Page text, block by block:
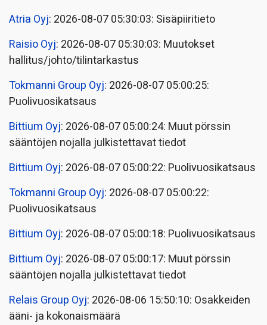
Atria Oyj: 2026-08-07 05:30:03: Sisäpiiritieto
Raisio Oyj: 2026-08-07 05:30:03: Muutokset
hallitus/johto/tilintarkastus
Tokmanni Group Oyj: 2026-08-07 05:00:25:
Puolivuosikatsaus
Bittium Oyj: 2026-08-07 05:00:24: Muut pörssin
sääntöjen nojalla julkistettavat tiedot
Bittium Oyj: 2026-08-07 05:00:22: Puolivuosikatsaus
Tokmanni Group Oyj: 2026-08-07 05:00:22:
Puolivuosikatsaus
Bittium Oyj: 2026-08-07 05:00:18: Puolivuosikatsaus
Bittium Oyj: 2026-08-07 05:00:17: Muut pörssin
sääntöjen nojalla julkistettavat tiedot
Relais Group Oyj: 2026-08-06 15:50:10: Osakkeiden
ääni- ja kokonaismäärä